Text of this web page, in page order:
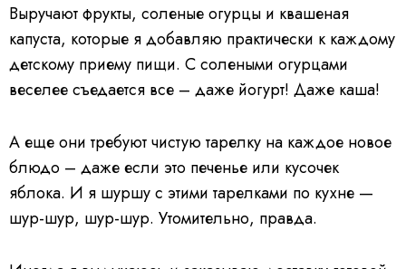
Выручают фрукты, соленые огурцы и квашеная
капуста, которые я добавляю практически к каждому
детскому приему пищи. С солеными огурцами
веселее съедается все – даже йогурт! Даже каша!
А еще они требуют чистую тарелку на каждое новое
блюдо – даже если это печенье или кусочек
яблока. И я шуршу с этими тарелками по кухне —
шур-шур, шур-шур. Утомительно, правда.